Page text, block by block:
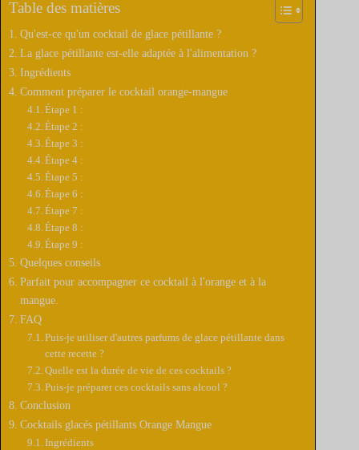
o
Table des matières
Qu'est-ce qu'un cocktail de glace pétillante ?
La glace pétillante est-elle adaptée à l'alimentation ?
Ingrédients
Comment préparer le cocktail orange-mangue
Étape 1 :
Étape 2 :
Étape 3 :
Étape 4 :
Étape 5 :
Étape 6 :
Étape 7 :
Étape 8 :
Étape 9 :
Quelques conseils
Parfait pour accompagner ce cocktail à l'orange et à la
mangue.
FAQ
Puis-je utiliser d'autres parfums de glace pétillante dans
cette recette ?
Quelle est la durée de vie de ces cocktails ?
Puis-je préparer ces cocktails sans alcool ?
Conclusion
Cocktails glacés pétillants Orange Mangue
Ingrédients